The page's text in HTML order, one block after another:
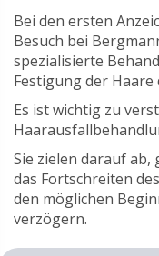
Bei den ersten
Besuch bei
spezialisierte
Festigung der
Es ist wichtig zu
Sie zielen darauf ab,
das Fortschreiten
den möglichen
verzögern.